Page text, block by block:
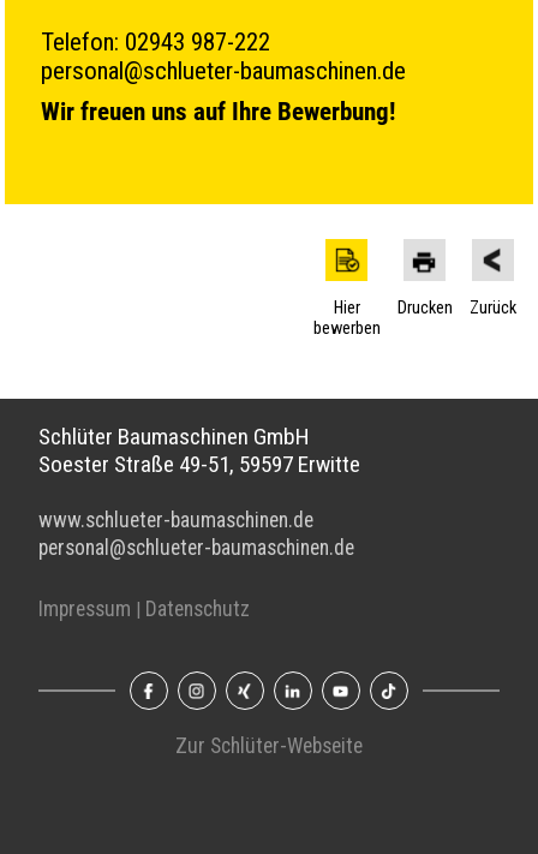
Telefon: 02943 987-222
personal@schlueter-baumaschinen.de
Wir freuen uns auf Ihre Bewerbung!
Hier
bewerben
Drucken Zurück
Schlüter Baumaschinen GmbH
Soester Straße 49-51, 59597 Erwitte
www.schlueter-baumaschinen.de
personal@schlueter-baumaschinen.de
Impressum | Datenschutz
Zur Schlüter-Webseite